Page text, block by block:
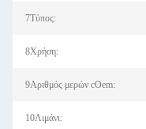
7Τύπος:
8Χρήση:
9Αριθμός μερών cOem:
10Λιμάνι: